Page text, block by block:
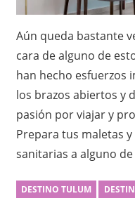
Aún queda bastante
cara de alguno de
han hecho esfuerzos
los brazos abiertos y
pasión por viajar y
Prepara tus maletas
sanitarias a alguno
DESTINO TULUM